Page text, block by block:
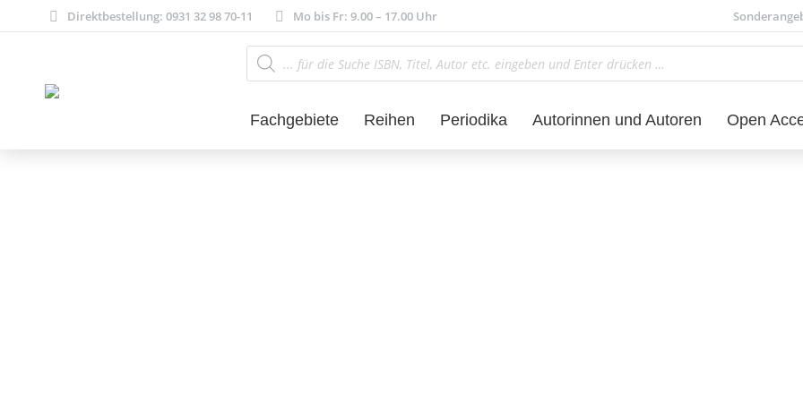
Direktbestellung: 0931 32 98 70-11 Mo bis Fr: 9.00 – 17.00 Uhr
Products
search
Fachgebiete Reihen Periodika Autorinnen und Autoren Open